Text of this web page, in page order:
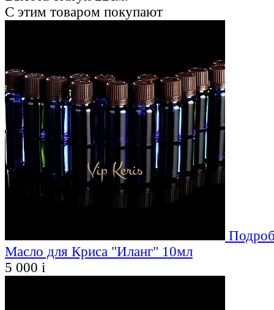
С этим товаром покупают
Масло для Криса "Иланг" 10мл
5 000 i